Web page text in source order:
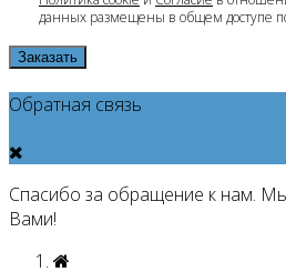
данных размещены в общем доступе
Заказать
Обратная связь
Спасибо за обращение к нам.
Вами!